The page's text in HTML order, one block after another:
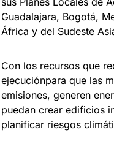
Guadalajara, Bogotá,
África y del Sudeste
Con los recursos que
ejecuciónpara que las
emisiones, generen
puedan crear edificios
planificar riesgos